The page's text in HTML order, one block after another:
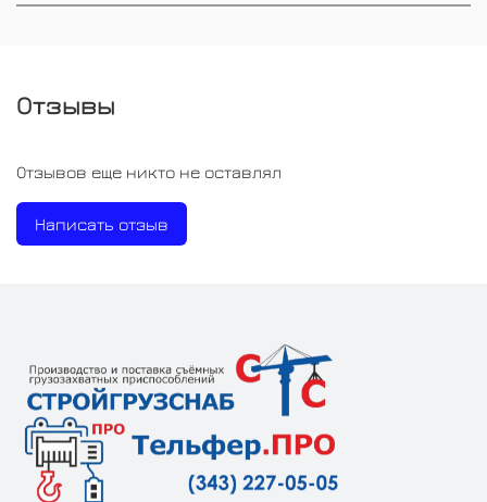
Отзывы
Отзывов еще никто не оставлял
Написать отзыв